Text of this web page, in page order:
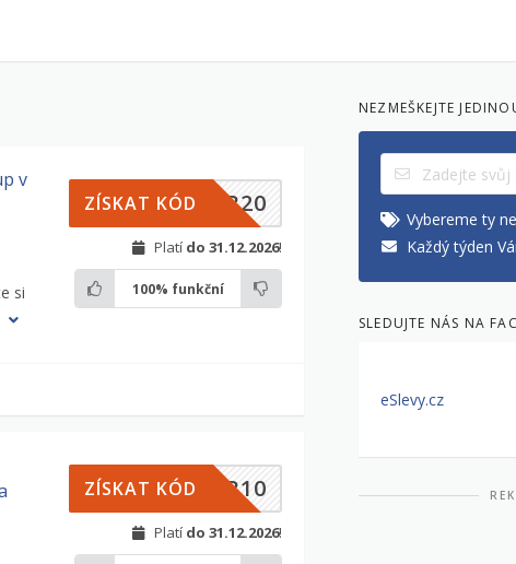
v
si
ER20
ZÍSKAT KÓD
Platí do 31.12.2026!
100% funkční
ER10
ZÍSKAT KÓD
Platí do 31.12.2026!
NEZMEŠKEJTE
Vybereme ty
Každý týden
SLEDUJTE NÁS NA
eSlevy.cz